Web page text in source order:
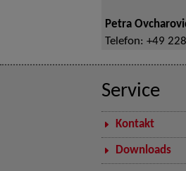
Petra
Telefon: +49
Service
Kontakt
Downloads